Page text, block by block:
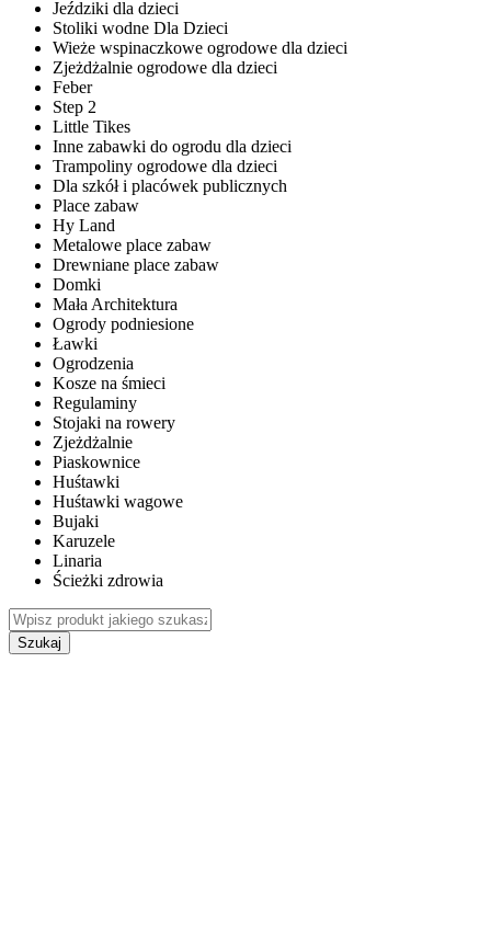
Jeździki dla dzieci
Stoliki wodne Dla Dzieci
Wieże wspinaczkowe ogrodowe dla dzieci
Zjeżdżalnie ogrodowe dla dzieci
Feber
Step 2
Little Tikes
Inne zabawki do ogrodu dla dzieci
Trampoliny ogrodowe dla dzieci
Dla szkół i placówek publicznych
Place zabaw
Hy Land
Metalowe place zabaw
Drewniane place zabaw
Domki
Mała Architektura
Ogrody podniesione
Ławki
Ogrodzenia
Kosze na śmieci
Regulaminy
Stojaki na rowery
Zjeżdżalnie
Piaskownice
Huśtawki
Huśtawki wagowe
Bujaki
Karuzele
Linaria
Ścieżki zdrowia
Szukaj